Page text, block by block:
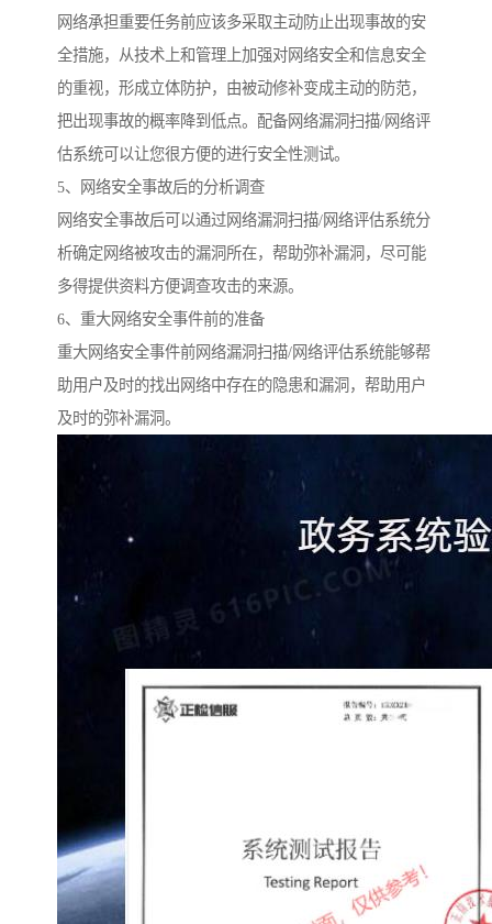
网络承担重要任务前应该多采取主动防止出现事故的安
全措施，从技术上和管理上加强对网络安全和信息安全
的重视，形成立体防护，由被动修补变成主动的防范，
把出现事故的概率降到低点。配备网络漏洞扫描/网络评
估系统可以让您很方便的进行安全性测试。
5、网络安全事故后的分析调查
网络安全事故后可以通过网络漏洞扫描/网络评估系统分
析确定网络被攻击的漏洞所在，帮助弥补漏洞，尽可能
多得提供资料方便调查攻击的来源。
6、重大网络安全事件前的准备
重大网络安全事件前网络漏洞扫描/网络评估系统能够帮
助用户及时的找出网络中存在的隐患和漏洞，帮助用户
及时的弥补漏洞。